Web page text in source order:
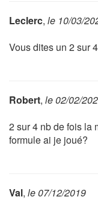
Leclerc, le 10/03/
Vous dites un 2 sur
Robert, le 02/02/
2 sur 4 nb de fois la
formule ai je joué?
Val, le 07/12/2019